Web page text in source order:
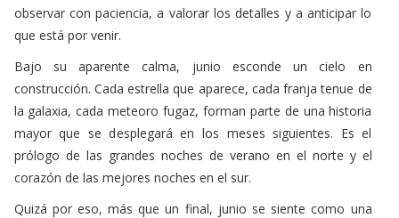
observar con paciencia, a valorar los detalles y a anticipar lo
que está por venir.
Bajo su aparente calma, junio esconde un cielo en
construcción. Cada estrella que aparece, cada franja tenue de
la galaxia, cada meteoro fugaz, forman parte de una historia
mayor que se desplegará en los meses siguientes. Es el
prólogo de las grandes noches de verano en el norte y el
corazón de las mejores noches en el sur.
Quizá por eso, más que un final, junio se siente como una